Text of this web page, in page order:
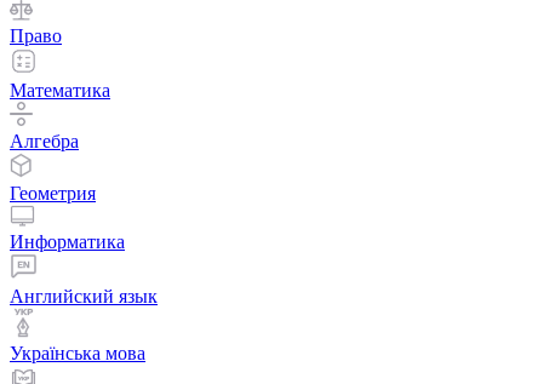
Право
Математика
Алгебра
Геометрия
Информатика
Английский язык
Українська мова